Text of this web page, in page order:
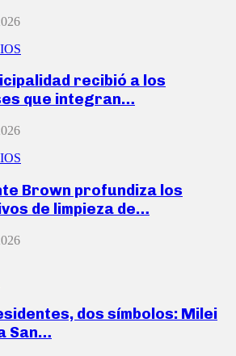
recibió a los
que integran…
Brown profundiza los
de limpieza de…
dos símbolos: Milei
San…